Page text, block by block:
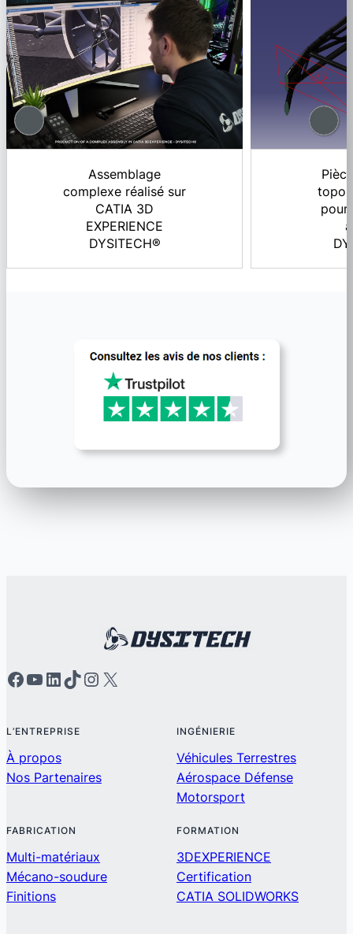
Assemblage
complexe réalisé sur
CATIA 3D
EXPERIENCE
DYSITECH®
pour
L’ENTREPRISE
À propos
Nos Partenaires
INGÉNIERIE
Véhicules Terrestres
Aérospace Défense
Motorsport
FABRICATION
Multi-matériaux
Mécano-soudure
Finitions
FORMATION
3DEXPERIENCE
Certification
CATIA SOLIDWORKS